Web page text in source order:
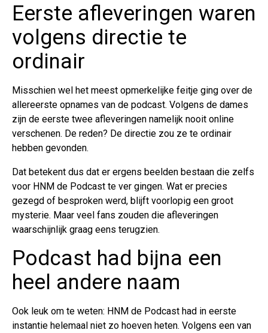
Eerste afleveringen waren
volgens directie te
ordinair
Misschien wel het meest opmerkelijke feitje ging over de
allereerste opnames van de podcast. Volgens de dames
zijn de eerste twee afleveringen namelijk nooit online
verschenen. De reden? De directie zou ze te ordinair
hebben gevonden.
Dat betekent dus dat er ergens beelden bestaan die zelfs
voor HNM de Podcast te ver gingen. Wat er precies
gezegd of besproken werd, blijft voorlopig een groot
mysterie. Maar veel fans zouden die afleveringen
waarschijnlijk graag eens terugzien.
Podcast had bijna een
heel andere naam
Ook leuk om te weten: HNM de Podcast had in eerste
instantie helemaal niet zo hoeven heten. Volgens een van